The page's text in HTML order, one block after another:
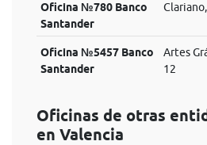
Oficina №780 Banco
Santander
Oficina №5457 Banco
Santander
Artes
12
Oficinas de otras
en Valencia